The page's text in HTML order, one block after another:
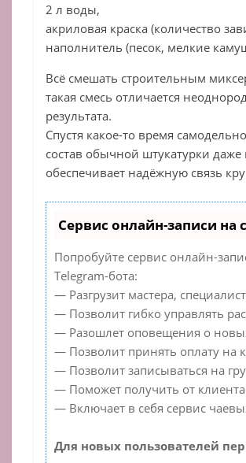
2 л воды,
акриловая краска (количество
наполнитель (песок, мелкие
Всё смешать строительным
такая смесь отличается
результата.
Спустя какое-то время
состав обычной штукатурки
обеспечивает надёжную связь
Сервис онлайн-записи на
Попробуйте сервис онлайн-
Telegram-бота:
— Разгрузит мастера,
— Позволит гибко управлять
— Разошлет оповещения о
— Позволит принять оплату на
— Позволит записываться на
— Поможет получить от
— Включает в себя сервис
Для новых пользователей